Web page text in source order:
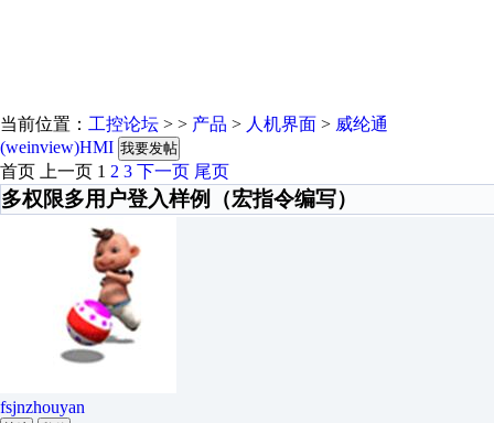
当前位置： 工控论坛 > > 产品 > 人机界面 > 威纶通
(weinview)HMI 我要发帖
首页 上一页 1 2 3 下一页 尾页
多权限多用户登入样例（宏指令编写）
fsjnzhouyan